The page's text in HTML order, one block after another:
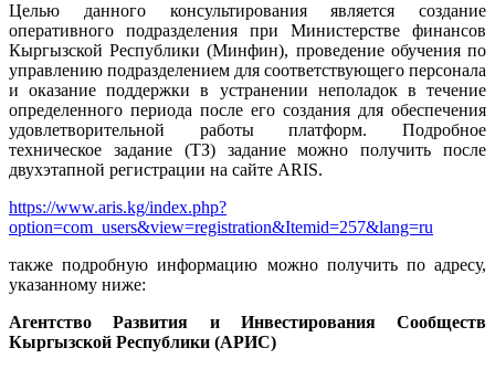
Целью данного консультирования является создание
оперативного подразделения при Министерстве финансов
Кыргызской Республики (Минфин), проведение обучения по
управлению подразделением для соответствующего персонала
и оказание поддержки в устранении неполадок в течение
определенного периода после его создания для обеспечения
удовлетворительной работы платформ. Подробное
техническое задание (ТЗ) задание можно получить после
двухэтапной регистрации на сайте ARIS.
https://www.aris.kg/index.php?
option=com_users&view=registration&Itemid=257&lang=ru
также подробную информацию можно получить по адресу,
указанному ниже:
Агентство Развития и Инвестирования Сообществ
Кыргызской Республики (АРИС)